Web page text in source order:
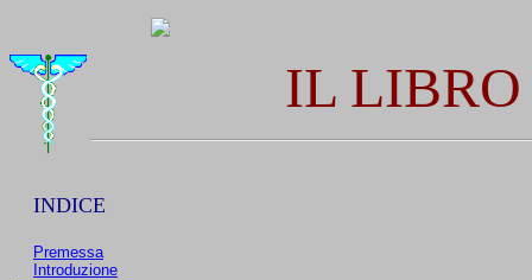
IL
INDICE
Premessa
Introduzione